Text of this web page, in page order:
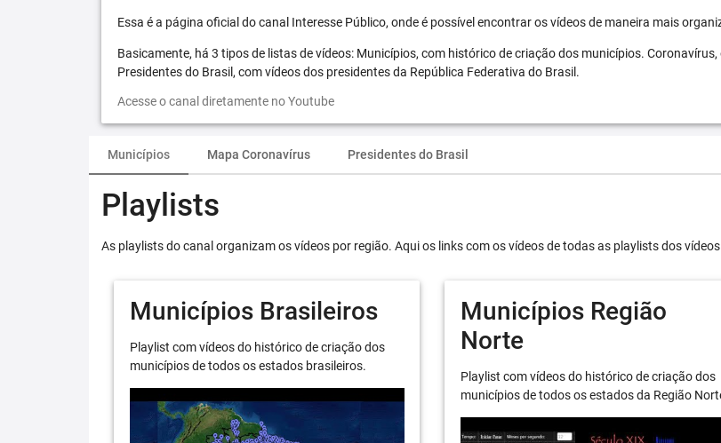
Essa é a página oficial do canal Interesse Público, onde é possível encontrar os vídeos de maneira mais
Basicamente, há 3 tipos de listas de vídeos: Municípios, com histórico de criação dos municípios.
Presidentes do Brasil, com vídeos dos presidentes da República Federativa do Brasil.
Acesse o canal diretamente no Youtube
Municípios Mapa Coronavírus Presidentes do Brasil
Playlists
As playlists do canal organizam os vídeos por região. Aqui os links com os vídeos de todas as playlists dos
Municípios Brasileiros
Playlist com vídeos do histórico de criação dos
municípios de todos os estados brasileiros.
Municípios Região
Norte
Playlist com vídeos do histórico de criação dos
municípios de todos os estados da Região